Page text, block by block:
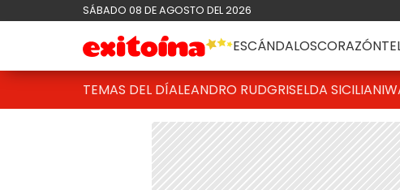
SÁBADO 08 DE AGOSTO DEL 2026
ESCÁNDALOSCORAZÓN
TEMAS DEL DÍALEANDRO RUDGRISELDA SICILIANI